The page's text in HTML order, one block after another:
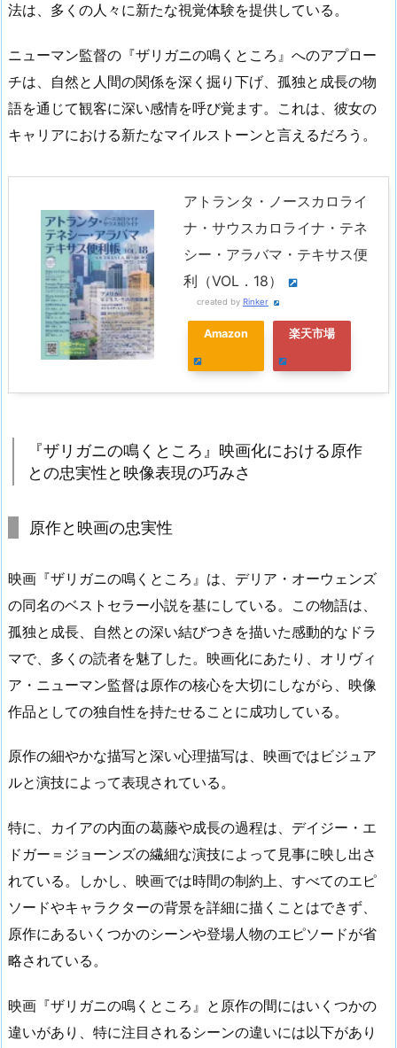
法は、多くの人々に新たな視覚体験を提供している。
ニューマン監督の『ザリガニの鳴くところ』へのアプロー
チは、自然と人間の関係を深く掘り下げ、孤独と成長の物
語を通じて観客に深い感情を呼び覚ます。これは、彼女の
キャリアにおける新たなマイルストーンと言えるだろう。
アトランタ・ノースカロライ
ナ・サウスカロライナ・テネ
シー・アラバマ・テキサス便
利（VOL．18）
created by Rinker
Amazon 楽天市場
『ザリガニの鳴くところ』映画化における原作
との忠実性と映像表現の巧みさ
原作と映画の忠実性
映画『ザリガニの鳴くところ』は、デリア・オーウェンズ
の同名のベストセラー小説を基にしている。この物語は、
孤独と成長、自然との深い結びつきを描いた感動的なドラ
マで、多くの読者を魅了した。映画化にあたり、オリヴィ
ア・ニューマン監督は原作の核心を大切にしながら、映像
作品としての独自性を持たせることに成功している。
原作の細やかな描写と深い心理描写は、映画ではビジュア
ルと演技によって表現されている。
特に、カイアの内面の葛藤や成長の過程は、デイジー・エ
ドガー＝ジョーンズの繊細な演技によって見事に映し出さ
れている。しかし、映画では時間の制約上、すべてのエピ
ソードやキャラクターの背景を詳細に描くことはできず、
原作にあるいくつかのシーンや登場人物のエピソードが省
略されている。
映画『ザリガニの鳴くところ』と原作の間にはいくつかの
違いがあり、特に注目されるシーンの違いには以下があり